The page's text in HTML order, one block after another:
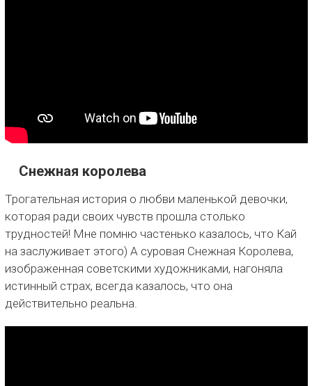
Снежная королева
Трогательная история о любви маленькой девочки,
которая ради своих чувств прошла столько
трудностей! Мне помню частенько казалось, что Кай
на заслуживает этого) А суровая Снежная Королева,
изображенная советскими художниками, нагоняла
истинный страх, всегда казалось, что она
действительно реальна.